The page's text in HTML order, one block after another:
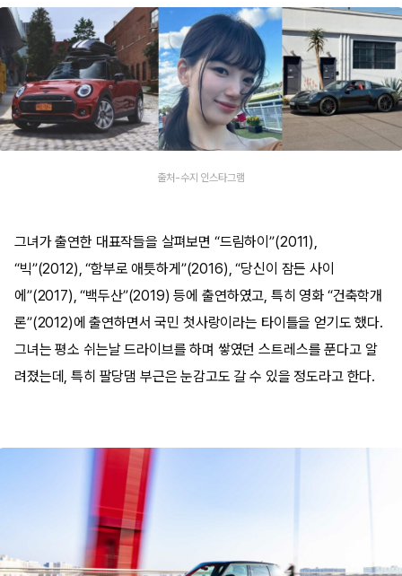
출처-수지 인스타그램
그녀가 출연한 대표작들을 살펴보면 “드림하이”(2011),
“빅”(2012), “함부로 애틋하게”(2016), “당신이 잠든 사이
에”(2017), “백두산”(2019) 등에 출연하였고, 특히 영화 “건축학개
론”(2012)에 출연하면서 국민 첫사랑이라는 타이틀을 얻기도 했다.
그녀는 평소 쉬는날 드라이브를 하며 쌓였던 스트레스를 푼다고 알
려졌는데, 특히 팔당댐 부근은 눈감고도 갈 수 있을 정도라고 한다.